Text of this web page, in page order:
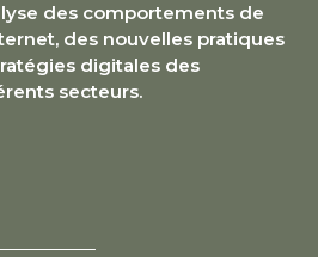
des comportements de
des nouvelles pratiques
digitales des
secteurs.